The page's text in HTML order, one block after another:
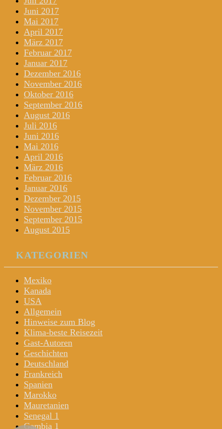
Juni 2017
Mai 2017
April 2017
März 2017
Februar 2017
Januar 2017
Dezember 2016
November 2016
Oktober 2016
September 2016
August 2016
Juli 2016
Juni 2016
Mai 2016
April 2016
März 2016
Februar 2016
Januar 2016
Dezember 2015
November 2015
September 2015
August 2015
KATEGORIEN
Mexiko
Kanada
USA
Allgemein
Hinweise zum Blog
Klima-beste Reisezeit
Gast-Autoren
Geschichten
Deutschland
Frankreich
Spanien
Marokko
Mauretanien
Senegal 1
Gambia 1